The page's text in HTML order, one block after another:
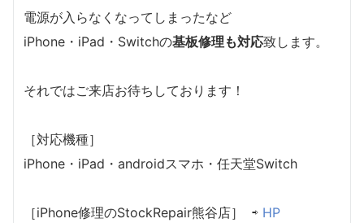
電源が入らなくなってしまったなど
iPhone・iPad・Switchの基板修理も対応致します。
それではご来店お待ちしております！
［対応機種］
iPhone・iPad・androidスマホ・任天堂Switch
［iPhone修理のStockRepair熊谷店］ ⇨ HP